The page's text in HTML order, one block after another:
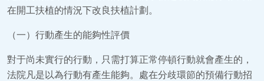
在開工扶植的情況下改良扶植計劃。
（一）行動產生的能夠性評價
對于尚未實行的行動，只需打算正常停頓行動就會產生的，
法院凡是以為行動有產生能夠。處在分歧環節的預備行動招